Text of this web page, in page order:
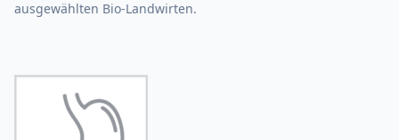
ausgewählten Bio-Landwirten.